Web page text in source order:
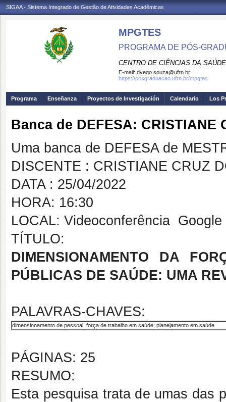
SIGAA - Sistema Integrado de Gestão de Atividades Acadêmicas
MPGTES
PROGRAMA DE PÓS-
CENTRO DE CIÊNCIAS DA SAÚDE
E-mail: dyego.souza@ufrn.br
https://posgraduacao.ufrn.br/mpgtes
Programa Enseñanza Proyectos de Investigación Calendario Los
Banca de DEFESA: CRISTIANE
Uma banca de DEFESA de
DISCENTE : CRISTIANE CRUZ
DATA : 25/04/2022
HORA: 16:30
LOCAL: Videoconferência 
TÍTULO:
DIMENSIONAMENTO DA
PÚBLICAS DE SAÚDE: UMA
PALAVRAS-CHAVES:
dimensionamento de pessoal; força de trabalho em saúde; planejamento em saúde.
PÁGINAS: 25
RESUMO:
Esta pesquisa trata de umas das